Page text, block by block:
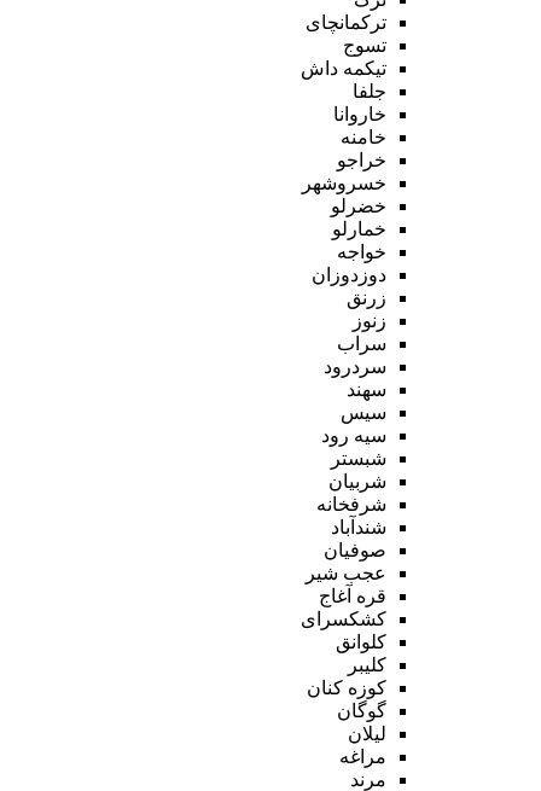
ترکمانچای
تسوج
تیکمه داش
جلفا
خاروانا
خامنه
خراجو
خسروشهر
خضرلو
خمارلو
خواجه
دوزدوزان
زرنق
زنوز
سراب
سردرود
سهند
سیس
سیه رود
شبستر
شربیان
شرفخانه
شندآباد
صوفیان
عجب شیر
قره آغاج
کشکسرای
کلوانق
کلیبر
کوزه کنان
گوگان
لیلان
مراغه
مرند